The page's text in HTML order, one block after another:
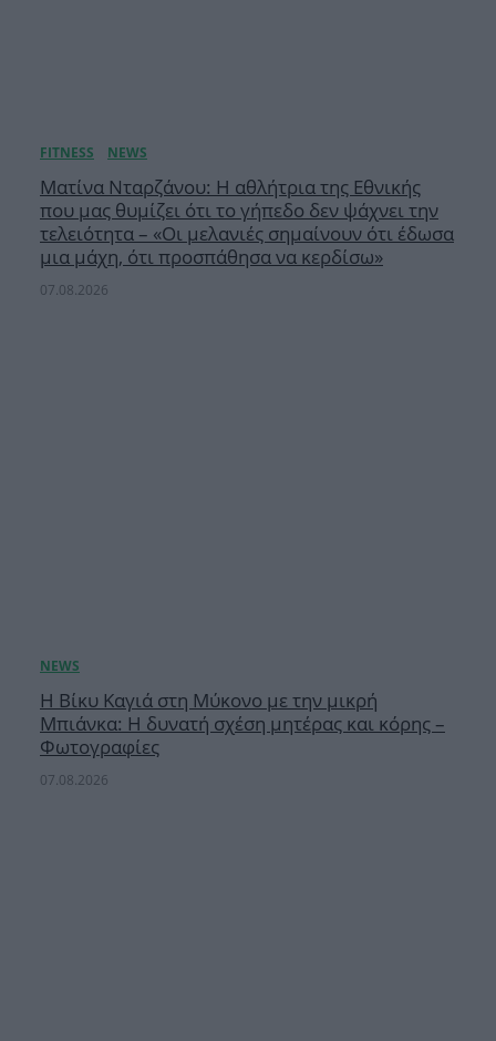
Ματίνα Νταρζάνου: Η αθλήτρια της Εθνικής
που μας θυμίζει ότι το γήπεδο δεν ψάχνει την
τελειότητα – «Οι μελανιές σημαίνουν ότι έδωσα
μια μάχη, ότι προσπάθησα να κερδίσω»
07.08.2026
Η Βίκυ Καγιά στη Μύκονο με την μικρή
Μπιάνκα: Η δυνατή σχέση μητέρας και κόρης –
Φωτογραφίες
07.08.2026